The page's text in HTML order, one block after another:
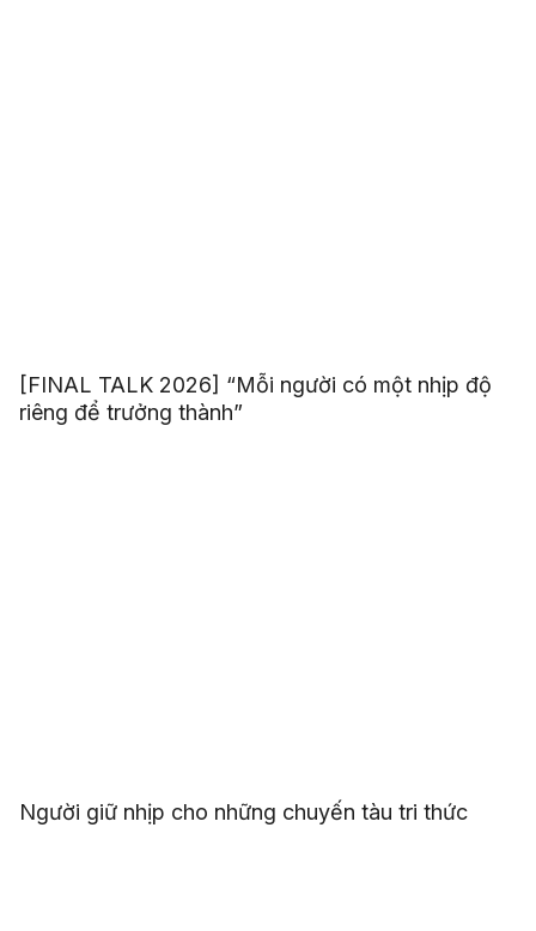
[FINAL TALK 2026] “Mỗi người có một nhịp độ
riêng để trưởng thành”
Người giữ nhịp cho những chuyến tàu tri thức